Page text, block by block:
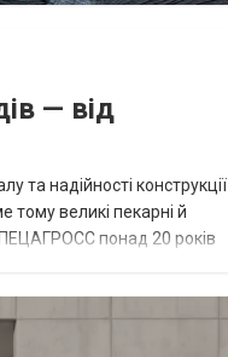
— від
та надійності конструкції
тому великі пекарні й
понад 20 років